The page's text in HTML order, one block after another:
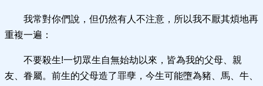
我常對你們說，但仍然有人不注意，所以我不厭其煩地再
重複一遍：
不要殺生!一切眾生自無始劫以來，皆為我的父母、親
友、眷屬。前生的父母造了罪孽，今生可能墮為豬、馬、牛、